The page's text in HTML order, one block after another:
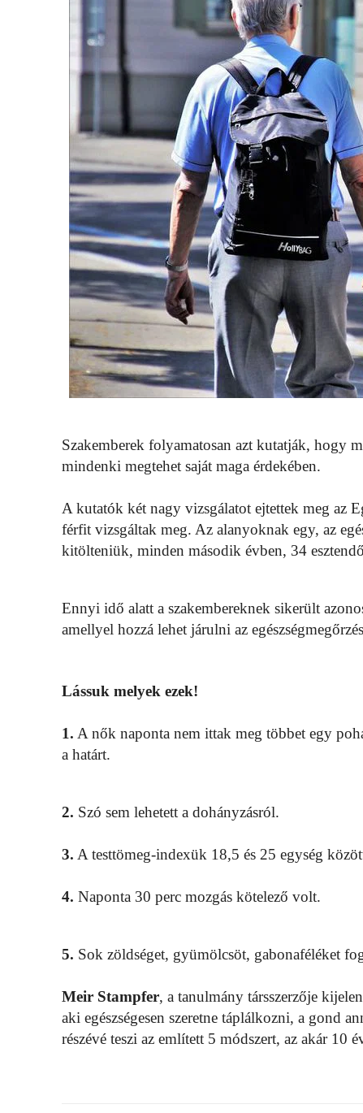
Szakemberek folyamatosan azt kutatják, hogy
mindenki megtehet saját maga érdekében.
A kutatók két nagy vizsgálatot ejtettek meg az
férfit vizsgáltak meg. Az alanyoknak egy, az
kitölteniük, minden második évben, 34
Ennyi idő alatt a szakembereknek sikerült
amellyel hozzá lehet járulni az
Lássuk melyek ezek!
1. A nők naponta nem ittak meg többet egy
a határt.
2. Szó sem lehetett a dohányzásról.
3. A testtömeg-indexük 18,5 és 25 egység
4. Naponta 30 perc mozgás kötelező volt.
5. Sok zöldséget, gyümölcsöt, gabonaféléket
Meir Stampfer, a tanulmány társszerzője
aki egészségesen szeretne táplálkozni, a gond
részévé teszi az említett 5 módszert, az akár 10